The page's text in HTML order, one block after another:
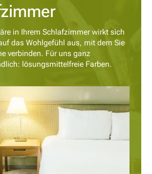
in Ihrem Schlafzimmer wirkt sich
das Wohlgefühl aus, mit dem Sie
verbinden. Für uns ganz
lösungsmittelfreie Farben.